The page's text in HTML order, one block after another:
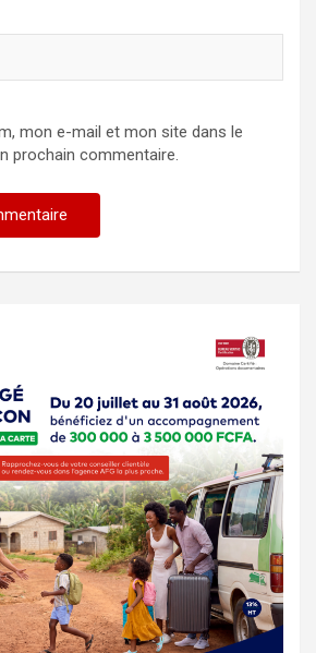
mon e-mail et mon site dans le
prochain commentaire.